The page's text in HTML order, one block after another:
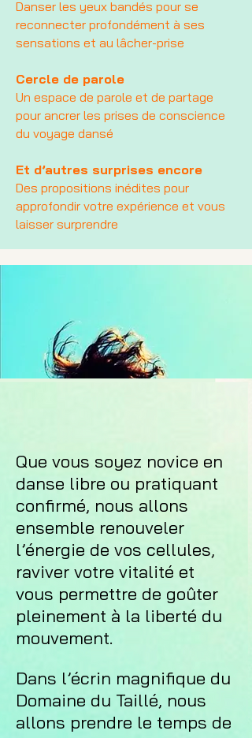
Danser les yeux bandés pour se
reconnecter profondément à ses
sensations et au lâcher-prise
Cercle de parole
Un espace de parole et de partage
pour ancrer les prises de conscience
du voyage dansé
Et d’autres surprises encore
Des propositions inédites pour
approfondir votre expérience et vous
laisser surprendre
Que vous soyez novice en
danse libre ou pratiquant
confirmé, nous allons
ensemble renouveler
l’énergie de vos cellules,
raviver votre vitalité et
vous permettre de goûter
pleinement à la liberté du
mouvement.
Dans l’écrin magnifique du
Domaine du Taillé, nous
allons prendre le temps de